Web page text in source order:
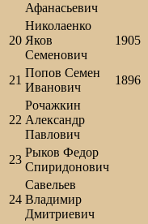
Афанасьевич
20
Николаенко
Яков
Семенович
1905
21
Попов Семен
Иванович
1896
22
Рочажкин
Александр
Павлович
23
Рыков Федор
Спиридонович
24
Савельев
Владимир
Дмитриевич